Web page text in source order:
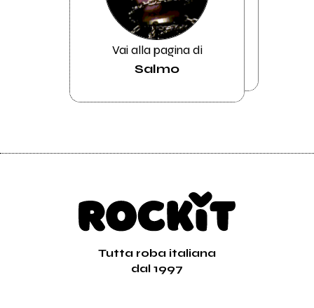
Vai alla pagina di
Salmo
Tutta roba italiana
dal 1997